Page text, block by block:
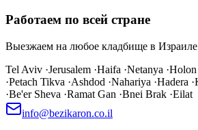
Работаем по всей стране
Выезжаем на любое кладбище в
Tel Aviv ·Jerusalem ·Haifa ·Netanya ·Holon
·Petach Tikva ·Ashdod ·Nahariya ·Hadera ·
·Be'er Sheva ·Ramat Gan ·Bnei Brak ·Eilat
info@bezikaron.co.il